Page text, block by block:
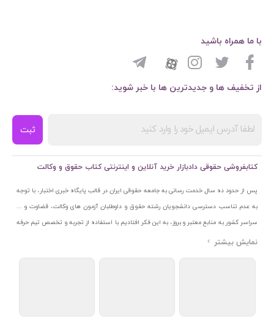
از تخفیف ها و جدیدترین ها با خبر شوید:
ثبت
با ما همراه باشید
کتابفروشی حقوقی دادبازار خرید آنلاین و اینترنتی کتاب حقوق و وکالت
پس از حدود ده سال خدمت رسانی به جامعه حقوقی ایران در قالب پایگاه خبری اختبار، با توجه
به عدم تناسب دسترسی دانشجویان رشته حقوق و داوطلبان آزمون های وکالت، قضاوت و ...
سراسر کشور به منابع معتبر و بروز، به این فکر افتادیم با استفاده از تجربه و تخصص تیم حرفه
ای اختبار خدمتی جدید به جامعه حقوقی ایران ارائه کنیم. به این منظور با راه اندازی و تجهیز
اتحادیه ناشران و کتابفروشان تهران به منظور ارائه مطمئن ترین خدمات مجموعه بسیار کامل و